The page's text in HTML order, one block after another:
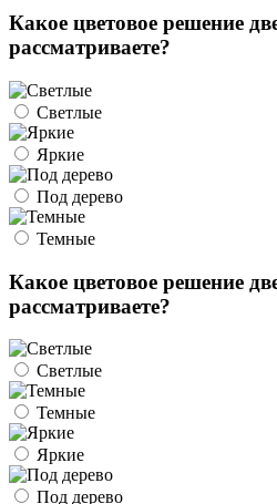
Какое цветовое решение
рассматриваете?
Светлые
Яркие
Под дерево
Темные
Какое цветовое решение
рассматриваете?
Светлые
Темные
Яркие
Под дерево